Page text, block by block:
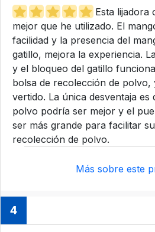
Esta lijadora
mejor que he utilizado. El
facilidad y la presencia del
gatillo, mejora la experiencia.
y el bloqueo del gatillo
bolsa de recolección de polvo,
vertido. La única desventaja
polvo podría ser mejor y el
ser más grande para facilitar
recolección de polvo.
Más sobre este
4